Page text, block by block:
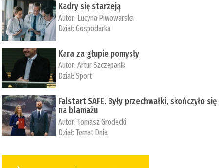
Kadry się starzeją
Autor: Lucyna Piwowarska
Dział:Gospodarka
Kara za głupie pomysły
Autor:Artur Szczepanik
Dział:Sport
Falstart SAFE. Były przechwałki, skończyło się
na blamażu
Autor:Tomasz Grodecki
Dział:Temat Dnia